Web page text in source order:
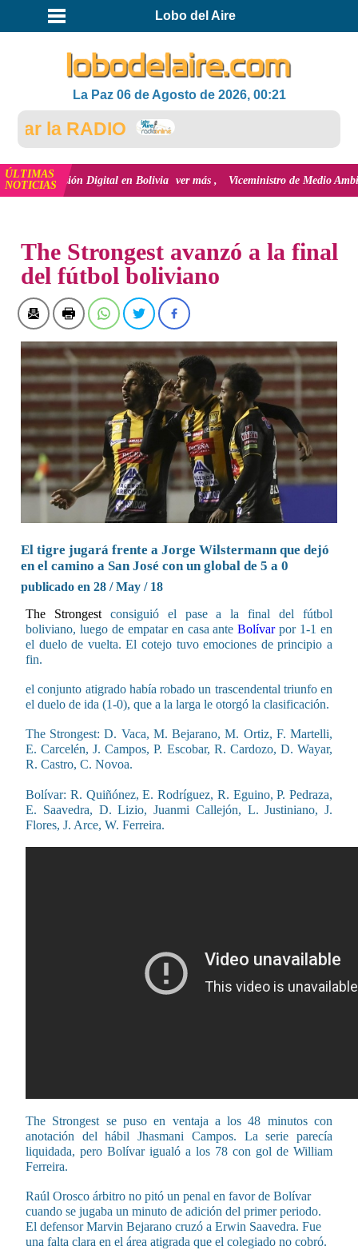
Lobo del Aire
La Paz 06 de Agosto de 2026, 00:21
la RADIO
ÚLTIMAS
NOTICIASDigital en Bolivia ver más Viceministro de Medio Ambiente,
The Strongest avanzó a la final
del fútbol boliviano
El tigre jugará frente a Jorge Wilstermann que dejó
en el camino a San José con un global de 5 a 0
publicado en 28 / May / 18
The Strongest
consiguió el pase a la final del fútbol
boliviano, luego de empatar en casa anteBolívarpor 1-1 en
el duelo de vuelta. El cotejo tuvo emociones de principio a
fin.
el conjunto atigrado había robado un trascendental triunfo en
el duelo de ida (1-0), que a la larga le otorgó la clasificación.
The Strongest: D. Vaca, M. Bejarano, M. Ortiz, F. Martelli,
E. Carcelén, J. Campos, P. Escobar, R. Cardozo, D. Wayar,
R. Castro, C. Novoa.
Bolívar: R. Quiñónez, E. Rodríguez, R. Eguino, P. Pedraza,
E. Saavedra, D. Lizio, Juanmi Callejón, L. Justiniano, J.
Flores, J. Arce, W. Ferreira.
The Strongest se puso en ventaja a los 48 minutos con
anotación del hábil Jhasmani Campos. La serie parecía
liquidada, pero Bolívar igualó a los 78 con gol de William
Ferreira.
Raúl Orosco árbitro no pitó un penal en favor de Bolívar
cuando se jugaba un minuto de adición del primer periodo.
El defensor Marvin Bejarano cruzó a Erwin Saavedra. Fue
una falta clara en el área atigrada que el colegiado no cobró.